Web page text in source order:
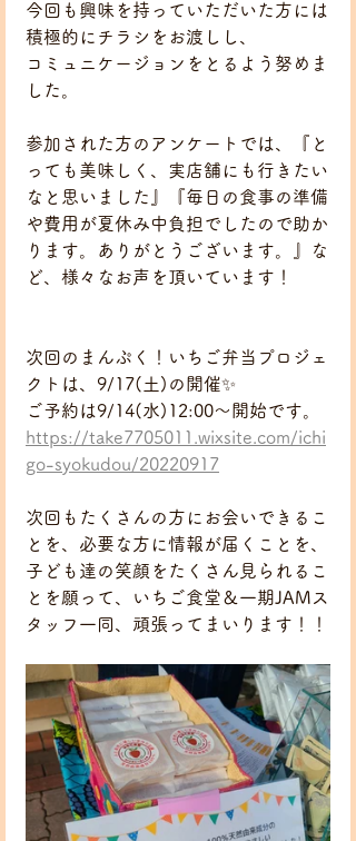
今回も興味を持っていただいた方には
積極的にチラシをお渡しし、
コミュニケージョンをとるよう努めま
した。
参加された方のアンケートでは、『と
っても美味しく、実店舗にも行きたい
なと思いました』『毎日の食事の準備
や費用が夏休み中負担でしたので助か
ります。ありがとうございます。』な
ど、様々なお声を頂いています！
次回のまんぷく！いちご弁当プロジェ
クトは、9/17(土)の開催✨
ご予約は9/14(水)12:00～開始です。
https://take7705011.wixsite.com/ichi
go-syokudou/20220917
次回もたくさんの方にお会いできるこ
とを、必要な方に情報が届くことを、
子ども達の笑顔をたくさん見られるこ
とを願って、いちご食堂＆一期JAMス
タッフ一同、頑張ってまいります！！